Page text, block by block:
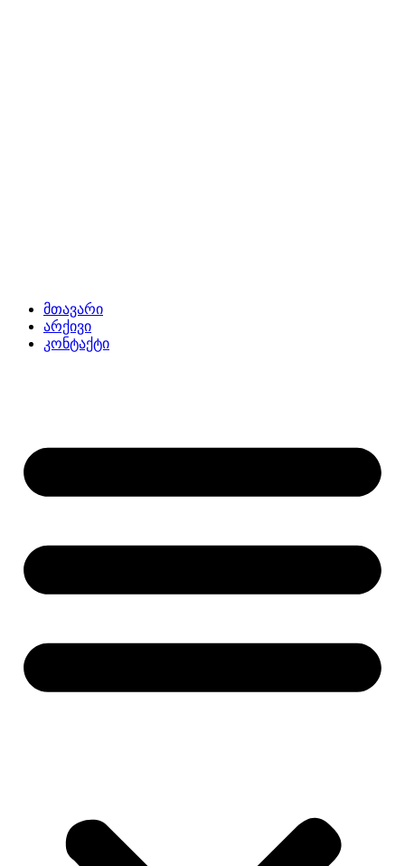
მთავარი
არქივი
კონტაქტი